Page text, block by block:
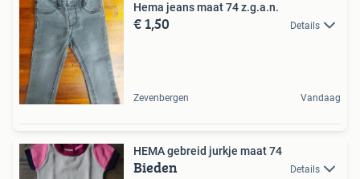
Hema jeans maat 74 z.g.a.n.
€ 1,50 Details
Zevenbergen Vandaag
HEMA gebreid jurkje maat 74
Bieden Details